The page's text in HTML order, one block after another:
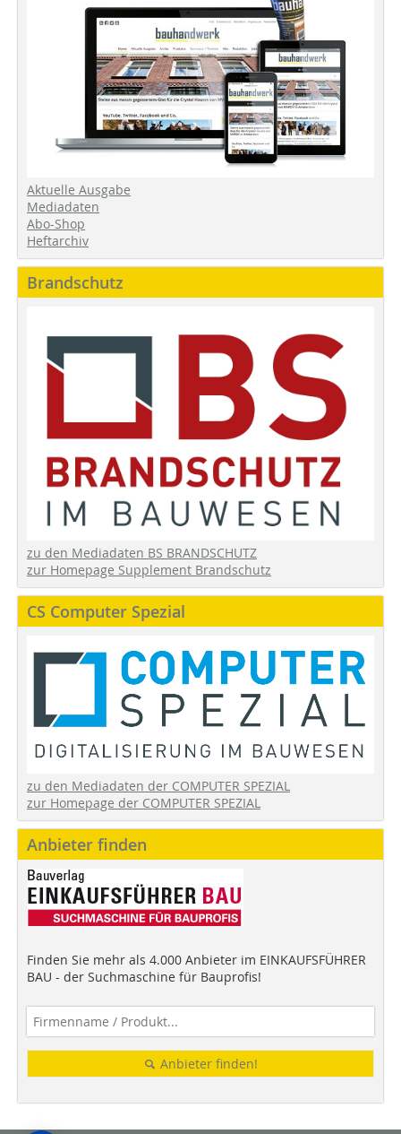
Aktuelle Ausgabe
Mediadaten
Abo-Shop
Heftarchiv
Brandschutz
zu den Mediadaten BS BRANDSCHUTZ
zur Homepage Supplement Brandschutz
CS Computer Spezial
zu den Mediadaten der COMPUTER SPEZIAL
zur Homepage der COMPUTER SPEZIAL
Anbieter finden
Finden Sie mehr als 4.000 Anbieter im EINKAUFSFÜHRER
BAU - der Suchmaschine für Bauprofis!
Anbieter finden!